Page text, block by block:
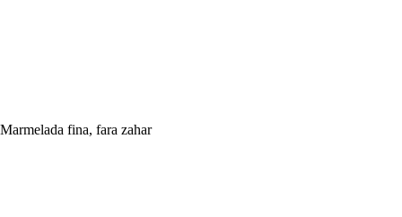
Marmelada fina, fara zahar